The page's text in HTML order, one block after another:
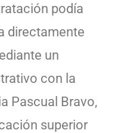
podía
directamente
un
con la
Pascual Bravo,
superior